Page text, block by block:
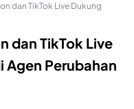
dan TikTok Live Dukung
dan TikTok Live
Agen Perubahan